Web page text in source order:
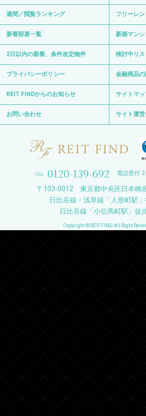
週間／閲覧ランキング フリーレ
新着部屋一覧 新築マン
2日以内の新着、条件改定物件 検討中リス
プライバシーポリシー 金融商品
REIT FINDからのお知らせ サイトマ
お問い合わせ サイト運
0120-139-692 電話受付
〒103-0012 東京都中央区日本橋
日比谷線・浅草線「人形町駅
日比谷線「小伝馬町駅」徒
Copyright © REIT FIND All Right